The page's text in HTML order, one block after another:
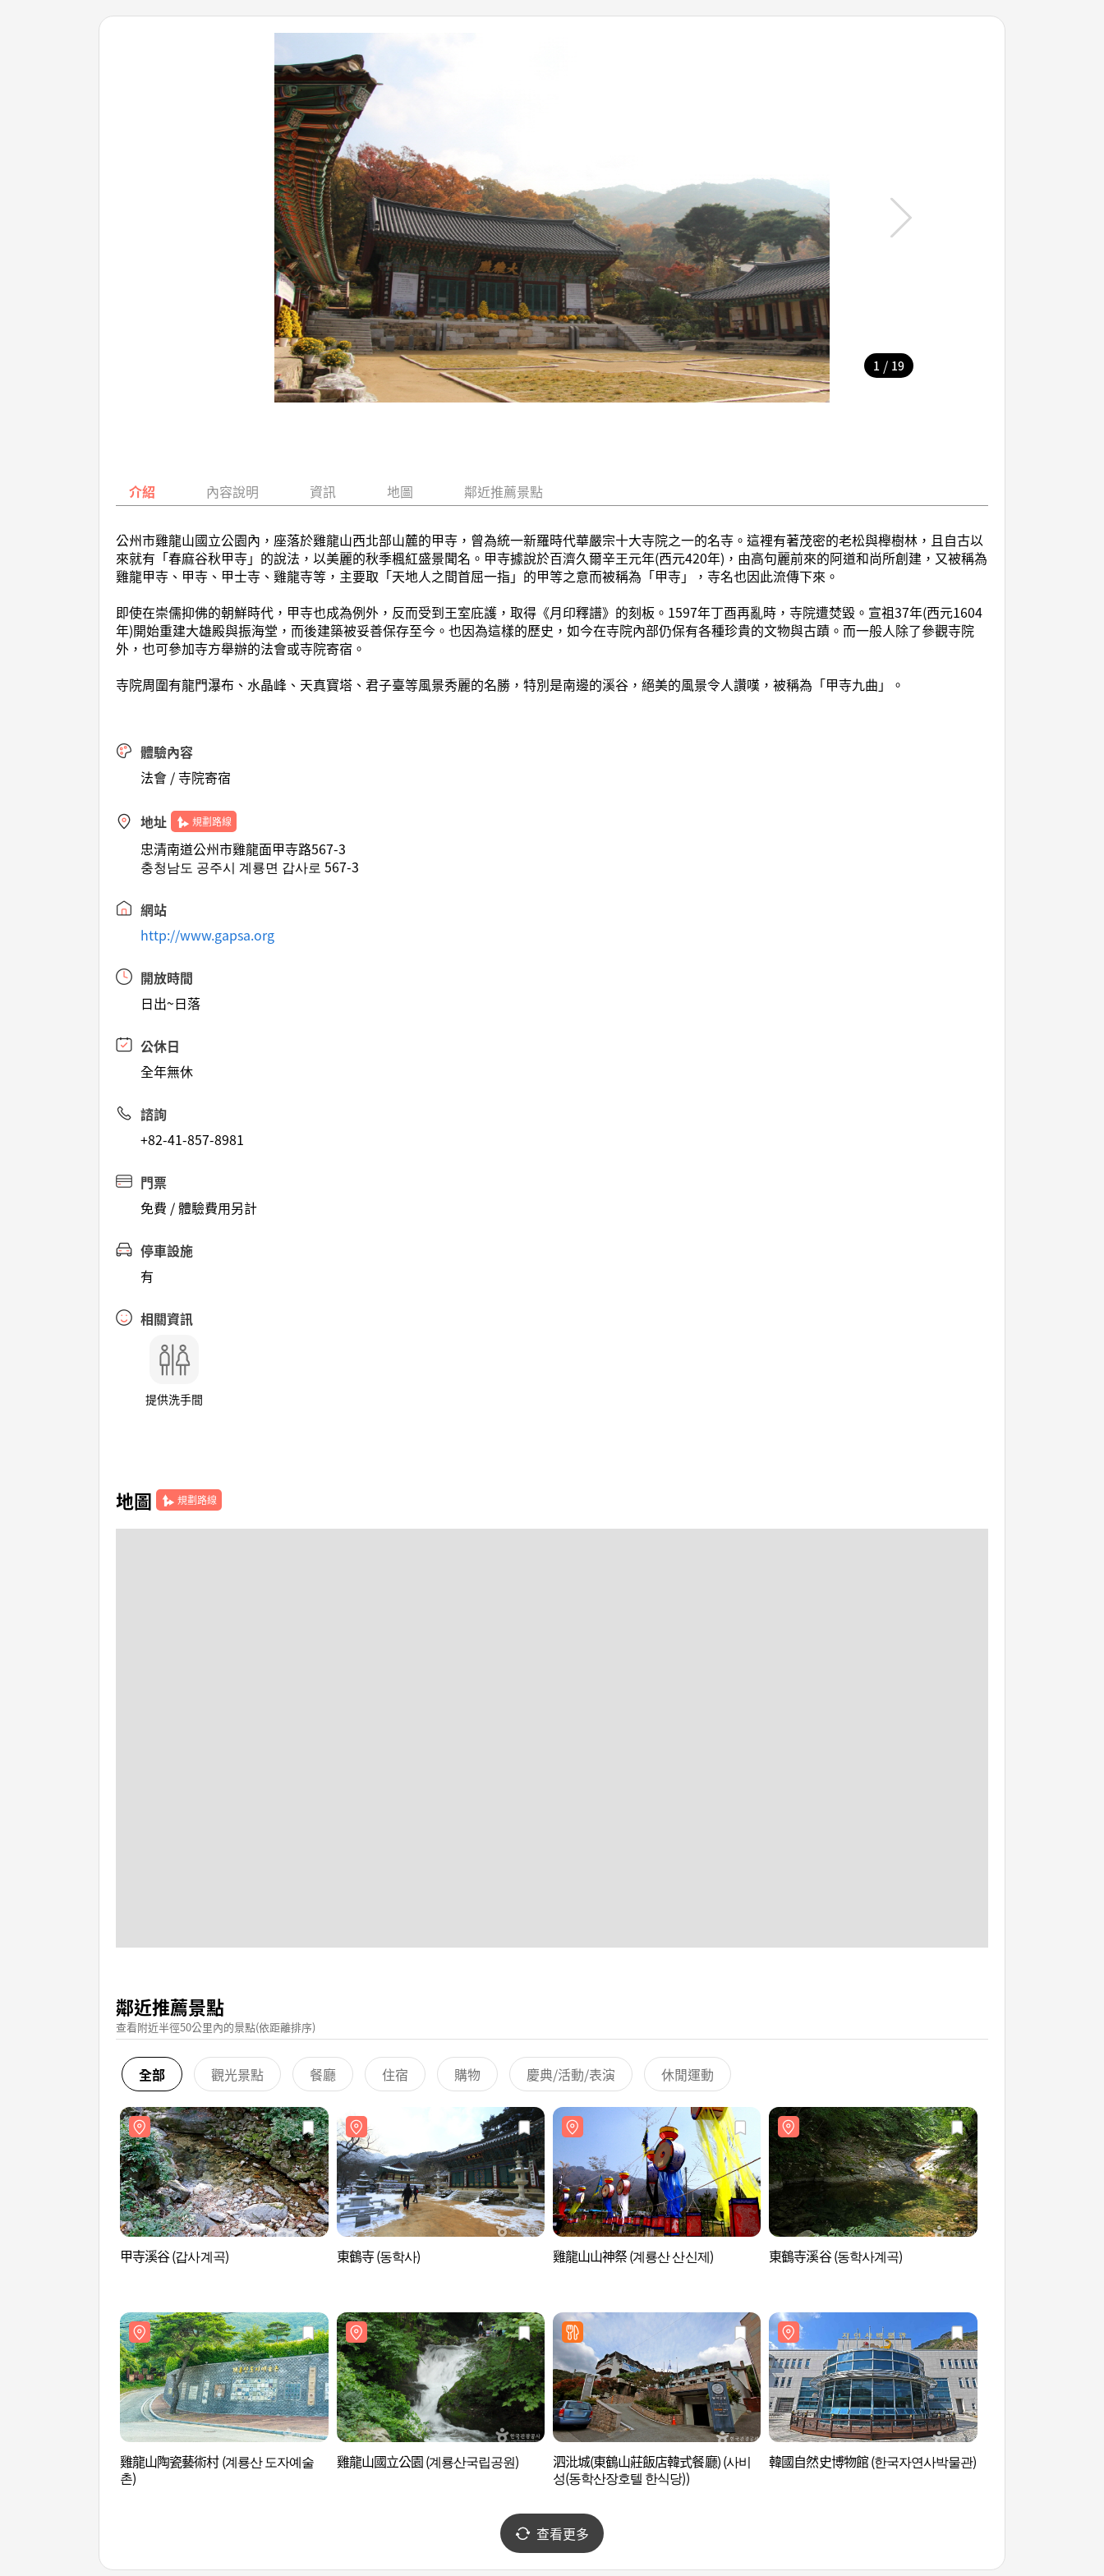
1 / 19
介紹 內容說明 資訊 地圖 鄰近推薦景點
公州市雞龍山國立公園內，座落於雞龍山西北部山麓的甲寺，曾為統一新羅時代華嚴宗十大寺院之一的名寺。這裡有著茂密的老松與櫸樹林，且自古以
來就有「春麻谷秋甲寺」的說法，以美麗的秋季楓紅盛景聞名。甲寺據說於百濟久爾辛王元年(西元420年)，由高句麗前來的阿道和尚所創建，又被稱為
雞龍甲寺、甲寺、甲士寺、雞龍寺等，主要取「天地人之間首屈一指」的甲等之意而被稱為「甲寺」，寺名也因此流傳下來。
即使在崇儒抑佛的朝鮮時代，甲寺也成為例外，反而受到王室庇護，取得《月印釋譜》的刻板。1597年丁酉再亂時，寺院遭焚毀。宣祖37年(西元1604
年)開始重建大雄殿與振海堂，而後建築被妥善保存至今。也因為這樣的歷史，如今在寺院內部仍保有各種珍貴的文物與古蹟。而一般人除了參觀寺院
外，也可參加寺方舉辦的法會或寺院寄宿。
寺院周圍有龍門瀑布、水晶峰、天真寶塔、君子臺等風景秀麗的名勝，特別是南邊的溪谷，絕美的風景令人讚嘆，被稱為「甲寺九曲」。
體驗內容
法會 / 寺院寄宿
地址 規劃路線
忠清南道公州市雞龍面甲寺路567-3
충청남도 공주시 계룡면 갑사로 567-3
網站
http://www.gapsa.org
開放時間
日出~日落
公休日
全年無休
諮詢
+82-41-857-8981
門票
免費 / 體驗費用另計
停車設施
有
相關資訊
提供洗手間
地圖 規劃路線
鄰近推薦景點
查看附近半徑50公里內的景點(依距離排序)
全部 觀光景點 餐廳 住宿 購物 慶典/活動/表演 休閒運動
甲寺溪谷 (갑사계곡) 東鶴寺 (동학사) 雞龍山山神祭 (계룡산 산신제) 東鶴寺溪谷 (동학사계곡)
雞龍山陶瓷藝術村 (계룡산 도자예술
촌)
雞龍山國立公園 (계룡산국립공원)
泗沘城(東鶴山莊飯店韓式餐廳) (사비
성(동학산장호텔 한식당))
韓國自然史博物館 (한국자연사박물관)
查看更多